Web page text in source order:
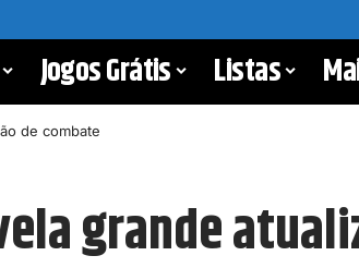
Jogos Grátis Listas
de combate
grande